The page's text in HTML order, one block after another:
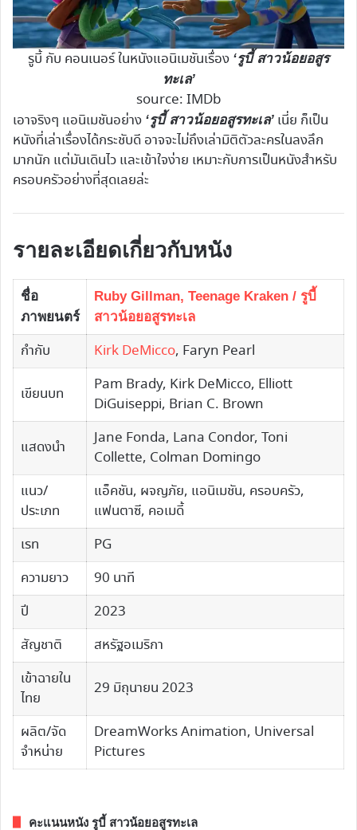
รูบี้ กับ คอนเนอร์ ในหนังแอนิเมชันเรื่อง ‘รูบี้ สาวน้อยอสูร
ทะเล’
source: IMDb
เอาจริงๆ แอนิเมชันอย่าง ‘รูบี้ สาวน้อยอสูรทะเล’ เนี่ย ก็เป็น
หนังที่เล่าเรื่องได้กระชับดี อาจจะไม่ถึงเล่ามิติตัวละครในลงลึก
มากนัก แต่มันเดินไว และเข้าใจง่าย เหมาะกับการเป็นหนังสำหรับ
ครอบครัวอย่างที่สุดเลยล่ะ
รายละเอียดเกี่ยวกับหนัง
ชื่อ
ภาพยนตร์
Ruby Gillman, Teenage Kraken / รูบี้
สาวน้อยอสูรทะเล
กำกับ Kirk DeMicco, Faryn Pearl
เขียนบท
Pam Brady, Kirk DeMicco, Elliott
DiGuiseppi, Brian C. Brown
แสดงนำ
Jane Fonda, Lana Condor, Toni
Collette, Colman Domingo
แนว/
ประเภท
แอ็คชัน, ผจญภัย, แอนิเมชัน, ครอบครัว,
แฟนตาซี, คอเมดี้
เรท
PG
ความยาว
90 นาที
ปี
2023
สัญชาติ
สหรัฐอเมริกา
เข้าฉายใน
ไทย
29 มิถุนายน 2023
ผลิต/จัด
จำหน่าย
DreamWorks Animation, Universal
Pictures
คะแนนหนัง รูบี้ สาวน้อยอสูรทะเล